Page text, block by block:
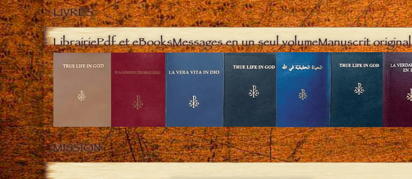
LIVRES
LibrairiePdf et eBooksMessages en un seul volumeManuscrit original
MISSION